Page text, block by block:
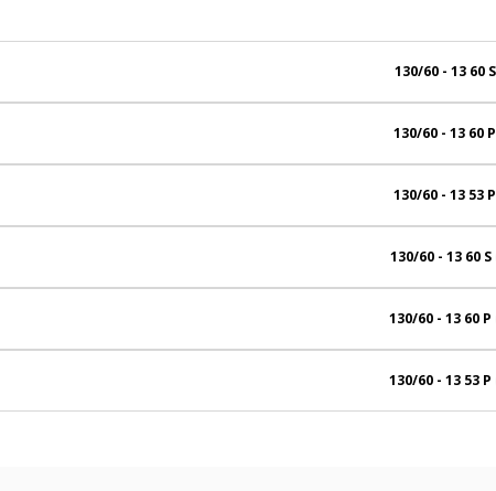
130/60 - 13 60
130/60 - 13 60
130/60 - 13 53
130/60 - 13 60 S
130/60 - 13 60 P
130/60 - 13 53 P